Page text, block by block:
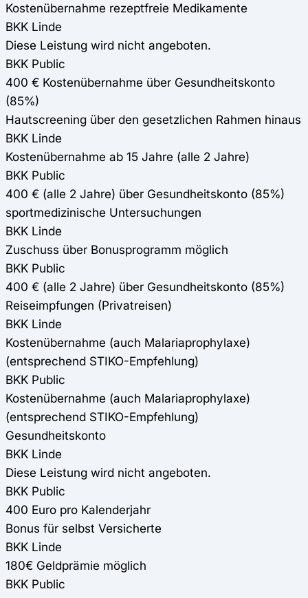
Kostenübernahme rezeptfreie Medikamente
BKK Linde
Diese Leistung wird nicht angeboten.
BKK Public
400 € Kostenübernahme über Gesundheitskonto
(85%)
Hautscreening über den gesetzlichen Rahmen hinaus
BKK Linde
Kostenübernahme ab 15 Jahre (alle 2 Jahre)
BKK Public
400 € (alle 2 Jahre) über Gesundheitskonto (85%)
sportmedizinische Untersuchungen
BKK Linde
Zuschuss über Bonusprogramm möglich
BKK Public
400 € (alle 2 Jahre) über Gesundheitskonto (85%)
Reiseimpfungen (Privatreisen)
BKK Linde
Kostenübernahme (auch Malariaprophylaxe)
(entsprechend STIKO-Empfehlung)
BKK Public
Kostenübernahme (auch Malariaprophylaxe)
(entsprechend STIKO-Empfehlung)
Gesundheitskonto
BKK Linde
Diese Leistung wird nicht angeboten.
BKK Public
400 Euro pro Kalenderjahr
Bonus für selbst Versicherte
BKK Linde
180€ Geldprämie möglich
BKK Public